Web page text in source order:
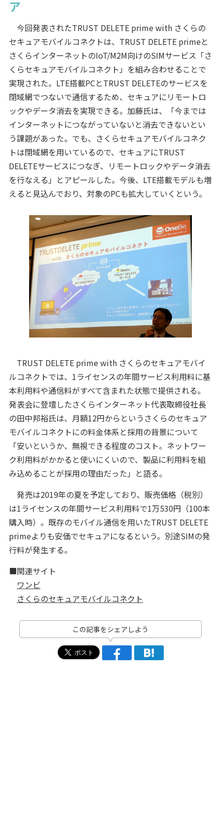
ア
今回発表されたTRUST DELETE prime with さくらの
セキュアモバイルコネクトは、TRUST DELETE primeと
さくらインターネットのIoT/M2M向けのSIMサービス「さ
くらセキュアモバイルコネクト」を組み合わせることで
実現された。LTE搭載PCとTRUST DELETEのサービスを
閉域網でつないで通信するため、セキュアにリモートロ
ックやデータ消去を実現できる。加藤氏は、「今までは
インターネットにつながっていないと消去できないとい
う課題があった。でも、さくらセキュアモバイルコネク
トは閉域網を用いているので、セキュアにTRUST
DELETEサービスにつなぎ、リモートロックやデータ消去
を行なえる」とアピールした。今後、LTE搭載モデルも増
えると見込んでおり、対象のPCも拡大していくという。
TRUST DELETE prime with さくらのセキュアモバイ
ルコネクトでは、1ライセンスの年間サービス利用料に基
本利用料や通信料がすべて含まれた状態で提供される。
発表会に登壇したさくらインターネット代表取締役社長
の田中邦裕氏は、月額12円からというさくらのセキュア
モバイルコネクトにの料金体系と採用の背景について
「安いというか、無視できる程度のコスト。ネットワー
ク利用料がかかると使いにくいので、製品に利用料を組
み込めることが採用の理由だった」と語る。
発売は2019年の夏を予定しており、販売価格（税別）
は1ライセンスの年間サービス利用料で1万530円（100本
購入時）。既存のモバイル通信を用いたTRUST DELETE
primeよりも安価でセキュアになるという。別途SIMの発
行料が発生する。
■関連サイト
ワンビ
さくらのセキュアモバイルコネクト
この記事をシェアしよう